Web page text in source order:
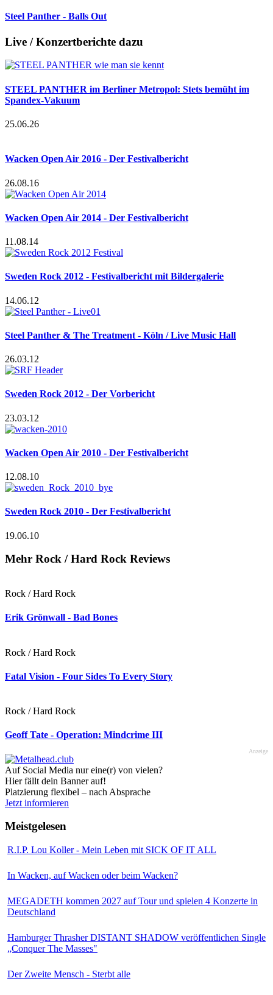
Steel Panther - Balls Out
Live / Konzertberichte dazu
STEEL PANTHER im Berliner Metropol: Stets bemüht im
Spandex-Vakuum
25.06.26
Wacken Open Air 2016 - Der Festivalbericht
26.08.16
Wacken Open Air 2014 - Der Festivalbericht
11.08.14
Sweden Rock 2012 - Festivalbericht mit Bildergalerie
14.06.12
Steel Panther & The Treatment - Köln / Live Music Hall
26.03.12
Sweden Rock 2012 - Der Vorbericht
23.03.12
Wacken Open Air 2010 - Der Festivalbericht
12.08.10
Sweden Rock 2010 - Der Festivalbericht
19.06.10
Mehr Rock / Hard Rock Reviews
Rock / Hard Rock
Erik Grönwall - Bad Bones
Rock / Hard Rock
Fatal Vision - Four Sides To Every Story
Rock / Hard Rock
Geoff Tate - Operation: Mindcrime III
Anzeige
Auf Social Media nur eine(r) von vielen?
Hier fällt dein Banner auf!
Platzierung flexibel – nach Absprache
Jetzt informieren
Meistgelesen
R.I.P. Lou Koller - Mein Leben mit SICK OF IT ALL
In Wacken, auf Wacken oder beim Wacken?
MEGADETH kommen 2027 auf Tour und spielen 4 Konzerte in
Deutschland
Hamburger Thrasher DISTANT SHADOW veröffentlichen Single
„Conquer The Masses"
Der Zweite Mensch - Sterbt alle